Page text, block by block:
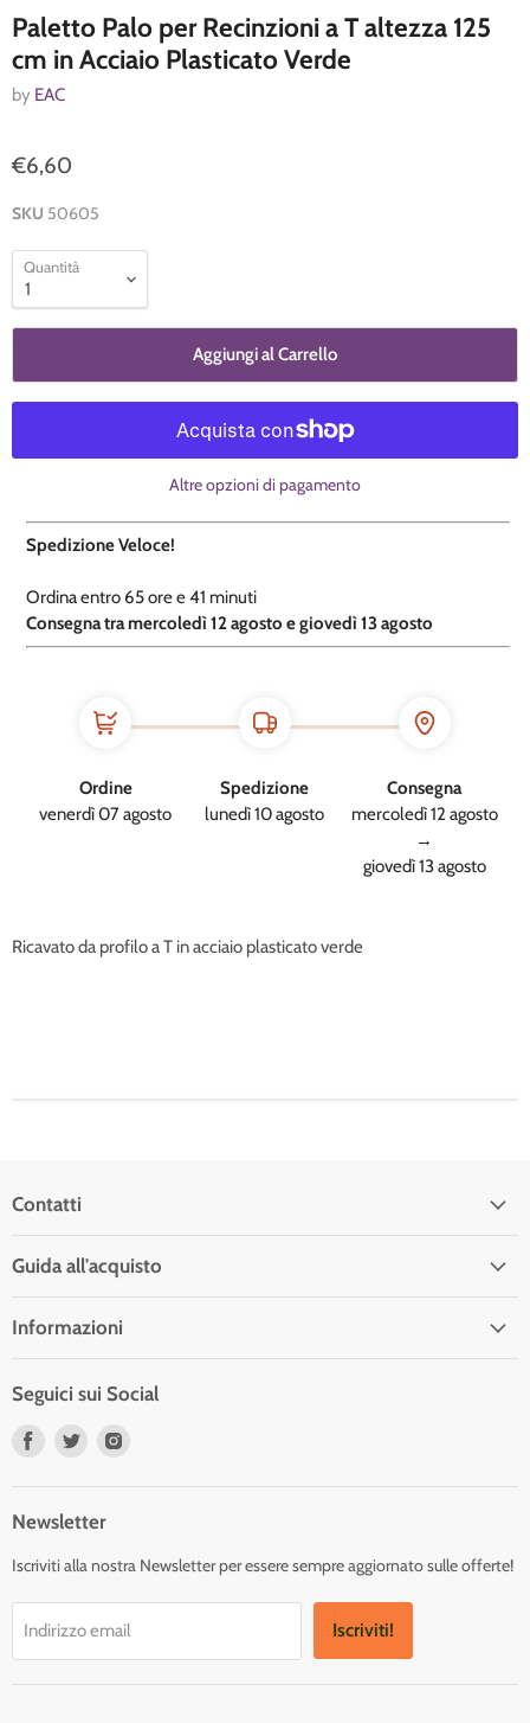
Paletto Palo per Recinzioni a T altezza 125
cm in Acciaio Plasticato Verde
by EAC
€6,60
SKU 50605
Quantità
Aggiungi al Carrello
Altre opzioni di pagamento
Spedizione Veloce!
Ordina entro 65 ore e41 minuti
​Consegna tra mercoledì 12 agosto e giovedì 13 agosto
Ordine
venerdì 07 agosto
Spedizione
lunedì 10 agosto
Consegna
mercoledì 12 agosto
→
giovedì 13 agosto
Ricavato da profilo a T in acciaio plasticato verde
Contatti
Guida all'acquisto
Informazioni
Seguici sui Social
Trovaci
Trovaci
Newsletter
Iscriviti alla nostra Newsletter per essere sempre aggiornato sulle offerte!
Indirizzo email Iscriviti!